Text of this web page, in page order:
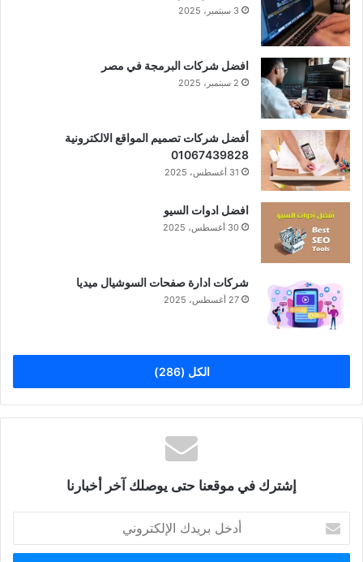
3 سبتمبر، 2025
افضل شركات البرمجة في مصر
2 سبتمبر، 2025
أفضل شركات تصميم المواقع الالكترونية
01067439828
31 أغسطس، 2025
افضل ادوات السيو
30 أغسطس، 2025
شركات ادارة صفحات السوشيال ميديا
27 أغسطس، 2025
الكل (286)
إشترك في موقعنا حتى يوصلك آخر أخبارنا
بريدك
الإلكتروني